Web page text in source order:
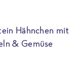
Hähnchen mit
& Gemüse